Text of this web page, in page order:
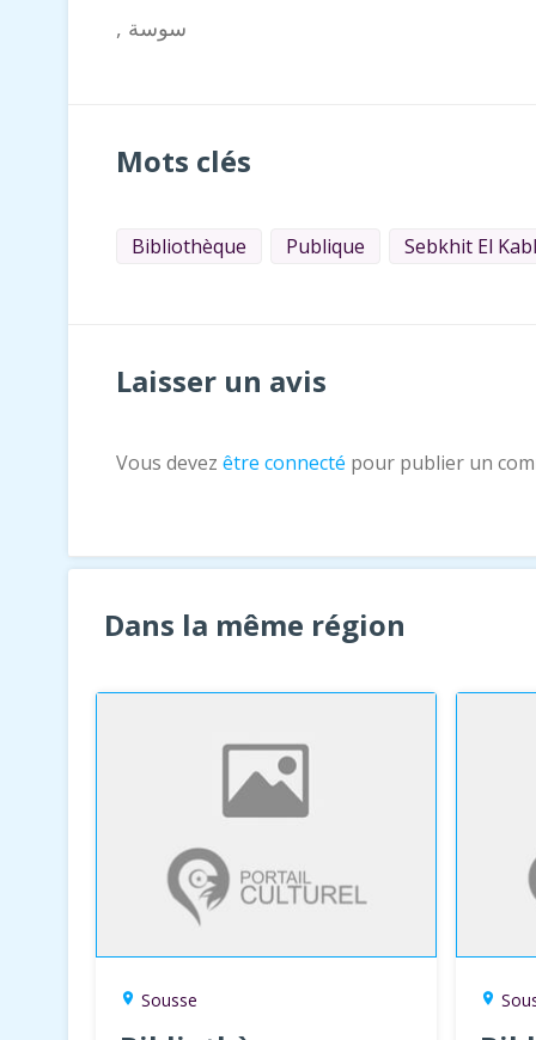
, سوسة
Mots clés
Bibliothèque Publique Sebkhit El
Laisser un avis
Vous devez être connecté pour publier un
Dans la même région
location_on Sousse location_on